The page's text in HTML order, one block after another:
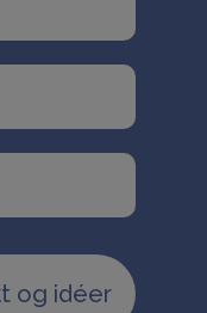
og idéer